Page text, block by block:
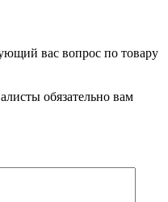
вас вопрос по товару
обязательно вам